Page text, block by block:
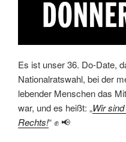
Es ist unser 36. Do-Date,
Nationalratswahl, bei der
lebender Menschen das
war, und es heißt: „Wir
Rechts!“ ✊ 📢